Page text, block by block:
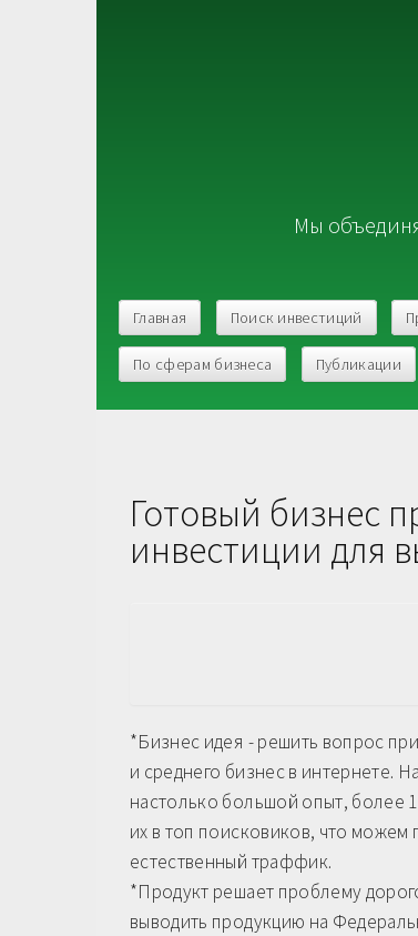
Мы
Главная Поиск инвестиций
По сферам бизнеса Публикации
Готовый бизнес
инвестиции для
*Бизнес идея - решить вопрос
и среднего бизнес в интернете.
настолько большой опыт, более
их в топ поисковиков, что можем
естественный траффик.
*Продукт решает проблему
выводить продукцию на